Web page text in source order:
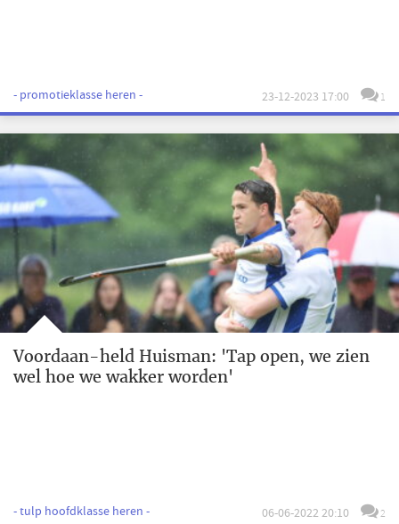
- promotieklasse heren - 23-12-2023 17:00 1
Voordaan-held Huisman: 'Tap open, we zien
wel hoe we wakker worden'
- tulp hoofdklasse heren - 06-06-2022 20:10 2